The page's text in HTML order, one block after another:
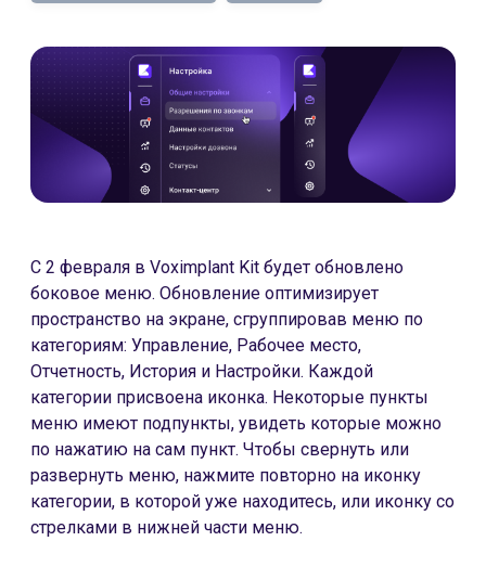
C 2 февраля в Voximplant Kit будет обновлено
боковое меню. Обновление оптимизирует
пространство на экране, сгруппировав меню по
категориям: Управление, Рабочее место,
Отчетность, История и Настройки. Каждой
категории присвоена иконка. Некоторые пункты
меню имеют подпункты, увидеть которые можно
по нажатию на сам пункт. Чтобы свернуть или
развернуть меню, нажмите повторно на иконку
категории, в которой уже находитесь, или иконку со
стрелками в нижней части меню.